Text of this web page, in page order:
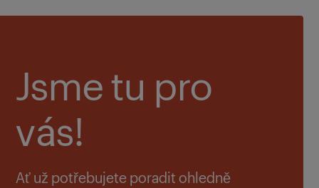
Jsme tu pro
vás!
Ať už potřebujete poradit ohledně